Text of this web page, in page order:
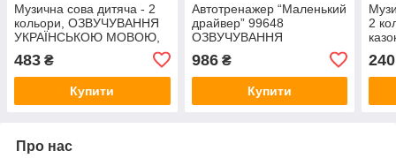
Музична сова дитяча - 2
кольори, ОЗВУЧУВАННЯ
УКРАЇНСЬКОЮ МОВОЮ,
скоромовки 36736
483 ₴
Купити
Автотренажер “Маленький
драйвер” 99648
ОЗВУЧУВАННЯ
УКРАЇНСЬКОЮ МОВОЮ,
звук, підсвічування, 10
рівнів, пісні, загадки, казки,
986₴
Купити
2
240
Про нас